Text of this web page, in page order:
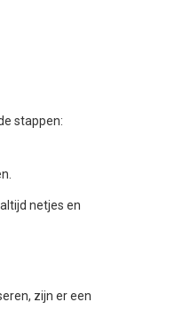
stappen:
netjes en
zijn er een